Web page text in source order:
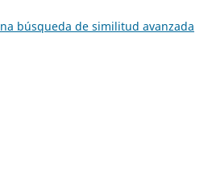
búsqueda de similitud avanzada